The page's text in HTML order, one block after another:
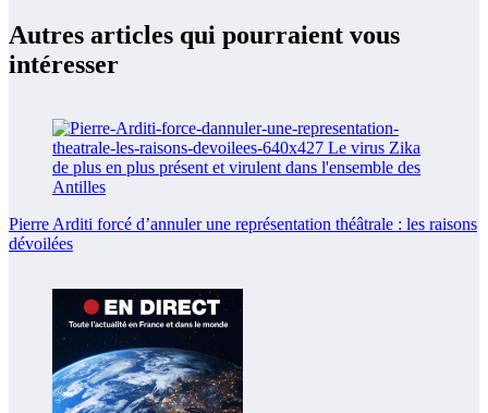
Autres articles qui pourraient vous
intéresser
Pierre Arditi forcé d’annuler une représentation théâtrale : les raisons
dévoilées